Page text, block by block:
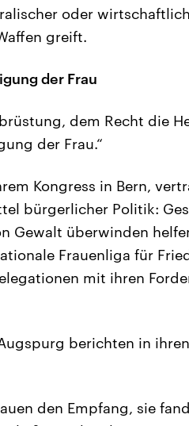
oder
greift.
der Frau
dem Recht die
der Frau.“
Kongress in Bern,
bürgerlicher Politik:
Gewalt überwinden
Frauenliga für
mit ihren
berichten in
den Empfang, sie